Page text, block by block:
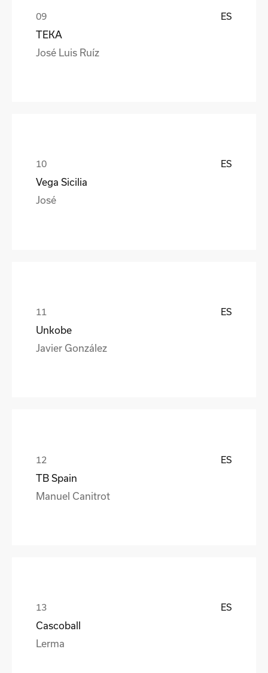
ES
TEKA
José Luis Ruíz
ES
Vega Sicilia
José
ES
Unkobe
Javier González
ES
TB Spain
Manuel Canitrot
ES
Cascoball
Lerma